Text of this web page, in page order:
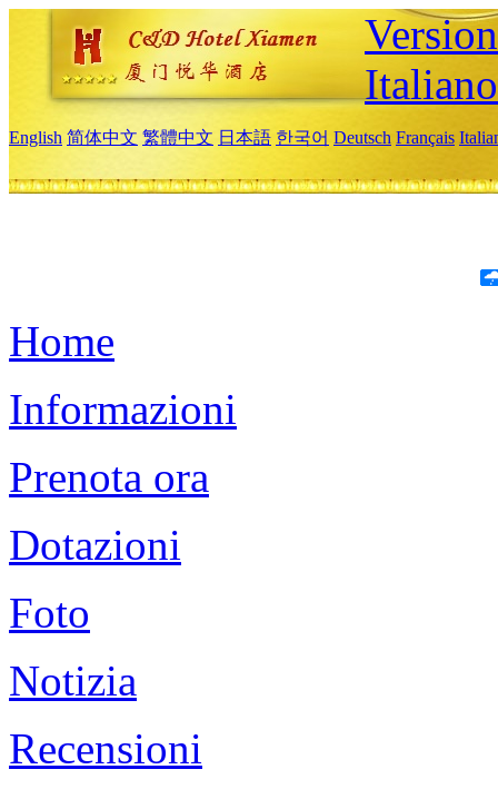
Italiano
English 简体中文 繁體中文 日本語 한국어 Deutsch Français
Home
Informazioni
Prenota ora
Dotazioni
Foto
Notizia
Recensioni